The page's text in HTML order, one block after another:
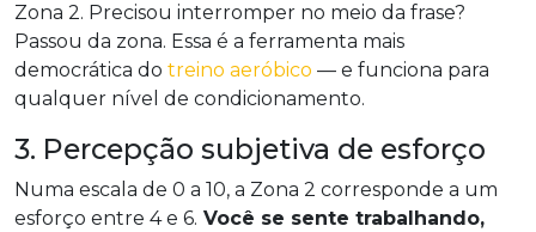
Zona 2. Precisou interromper no meio da frase?
Passou da zona. Essa é a ferramenta mais
democrática do treino aeróbico — e funciona para
qualquer nível de condicionamento.
3. Percepção subjetiva de esforço
Numa escala de 0 a 10, a Zona 2 corresponde a um
esforço entre 4 e 6. Você se sente trabalhando,